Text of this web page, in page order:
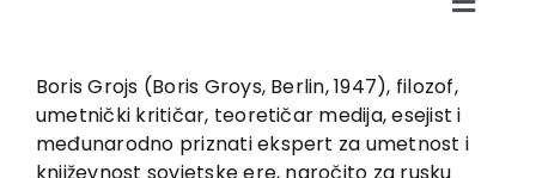
Toggle
O nama
Knjige
U pripremi
Boris Grojs (Boris Groys, Berlin, 1947), filozof,
umetnički kritičar, teoretičar medija, esejist i
međunarodno priznati ekspert za umetnost i